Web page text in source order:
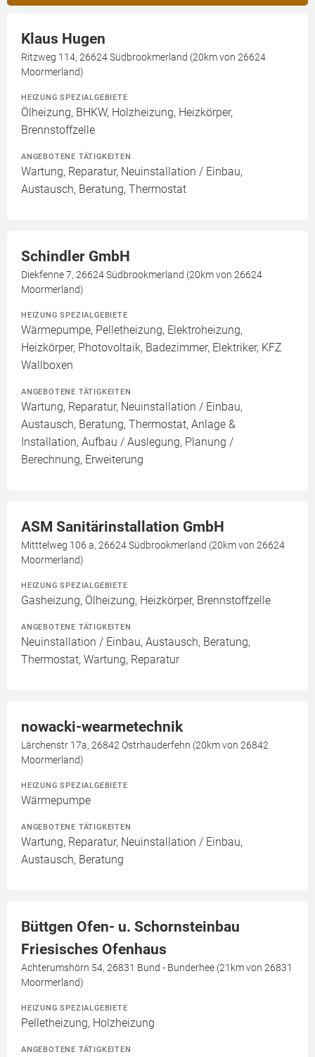
Klaus Hugen
Ritzweg 114, 26624 Südbrookmerland (20km von 26624
Moormerland)
HEIZUNG SPEZIALGEBIETE
Ölheizung, BHKW, Holzheizung, Heizkörper,
Brennstoffzelle
ANGEBOTENE TÄTIGKEITEN
Wartung, Reparatur, Neuinstallation / Einbau,
Austausch, Beratung, Thermostat
Schindler GmbH
Diekfenne 7, 26624 Südbrookmerland (20km von 26624
Moormerland)
HEIZUNG SPEZIALGEBIETE
Wärmepumpe, Pelletheizung, Elektroheizung,
Heizkörper, Photovoltaik, Badezimmer, Elektriker, KFZ
Wallboxen
ANGEBOTENE TÄTIGKEITEN
Wartung, Reparatur, Neuinstallation / Einbau,
Austausch, Beratung, Thermostat, Anlage &
Installation, Aufbau / Auslegung, Planung /
Berechnung, Erweiterung
ASM Sanitärinstallation GmbH
Mitttelweg 106 a, 26624 Südbrookmerland (20km von 26624
Moormerland)
HEIZUNG SPEZIALGEBIETE
Gasheizung, Ölheizung, Heizkörper, Brennstoffzelle
ANGEBOTENE TÄTIGKEITEN
Neuinstallation / Einbau, Austausch, Beratung,
Thermostat, Wartung, Reparatur
nowacki-wearmetechnik
Lärchenstr 17a, 26842 Ostrhauderfehn (20km von 26842
Moormerland)
HEIZUNG SPEZIALGEBIETE
Wärmepumpe
ANGEBOTENE TÄTIGKEITEN
Wartung, Reparatur, Neuinstallation / Einbau,
Austausch, Beratung
Büttgen Ofen- u. Schornsteinbau
Friesisches Ofenhaus
Achterumshörn 54, 26831 Bund - Bunderhee (21km von 26831
Moormerland)
HEIZUNG SPEZIALGEBIETE
Pelletheizung, Holzheizung
ANGEBOTENE TÄTIGKEITEN